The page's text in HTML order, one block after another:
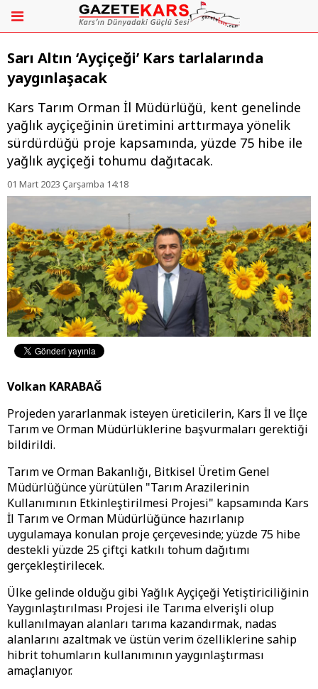
Sarı Altın ‘Ayçiçeği’ Kars tarlalarında
yaygınlaşacak
Kars Tarım Orman İl Müdürlüğü, kent genelinde
yağlık ayçiçeğinin üretimini arttırmaya yönelik
sürdürdüğü proje kapsamında, yüzde 75 hibe ile
yağlık ayçiçeği tohumu dağıtacak.
01 Mart 2023 Çarşamba 14:18
Volkan KARABAĞ
Projeden yararlanmak isteyen üreticilerin, Kars İl ve İlçe
Tarım ve Orman Müdürlüklerine başvurmaları gerektiği
bildirildi.
Tarım ve Orman Bakanlığı, Bitkisel Üretim Genel
Müdürlüğünce yürütülen "Tarım Arazilerinin
Kullanımının Etkinleştirilmesi Projesi" kapsamında Kars
İl Tarım ve Orman Müdürlüğünce hazırlanıp
uygulamaya konulan proje çerçevesinde; yüzde 75 hibe
destekli yüzde 25 çiftçi katkılı tohum dağıtımı
gerçekleştirilecek.
Ülke gelinde olduğu gibi Yağlık Ayçiçeği Yetiştiriciliğinin
Yaygınlaştırılması Projesi ile Tarıma elverişli olup
kullanılmayan alanları tarıma kazandırmak, nadas
alanlarını azaltmak ve üstün verim özelliklerine sahip
hibrit tohumların kullanımının yaygınlaştırması
amaçlanıyor.